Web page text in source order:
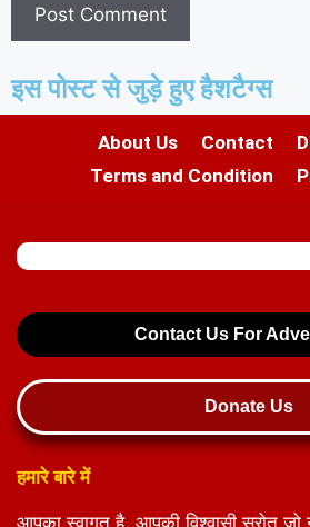
इस पोस्ट से जुड़े हुए हैशटैग्स
About Us Contact
Terms and Condition
Contact Us For
Donate Us
हमारे बारे में